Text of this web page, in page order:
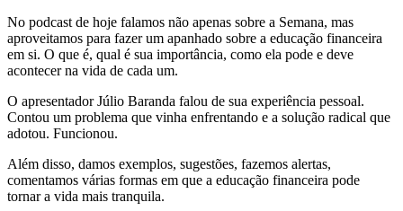
No podcast de hoje falamos não apenas sobre a Semana, mas
aproveitamos para fazer um apanhado sobre a educação financeira
em si. O que é, qual é sua importância, como ela pode e deve
acontecer na vida de cada um.
O apresentador Júlio Baranda falou de sua experiência pessoal.
Contou um problema que vinha enfrentando e a solução radical que
adotou. Funcionou.
Além disso, damos exemplos, sugestões, fazemos alertas,
comentamos várias formas em que a educação financeira pode
tornar a vida mais tranquila.